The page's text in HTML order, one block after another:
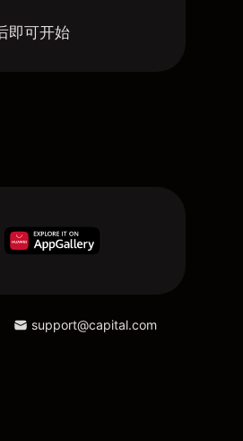
即可开始
support@capital.com